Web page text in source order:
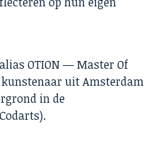
OTION — Master Of
kunstenaar uit Amsterdam
in de